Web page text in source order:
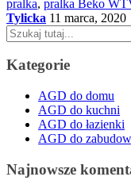
pralka, pralka Beko
Tylicka 11 marca, 2020
Szukaj:
Kategorie
AGD do domu
AGD do kuchni
AGD do łazienki
AGD do
Najnowsze